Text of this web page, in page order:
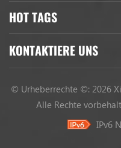
HOT TAGS
KONTAKTIERE UNS
© Urheberrechte ©: 2026
Alle Rechte
IPv6